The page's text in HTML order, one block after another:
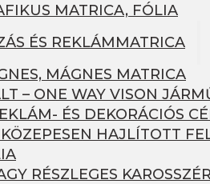
MATRICA, FÓLIA
ÉS REKLÁMMATRICA
MÁGNES MATRICA
– ONE WAY VISON
ÉS DEKORÁCIÓS
HAJLÍTOTT
RÉSZLEGES